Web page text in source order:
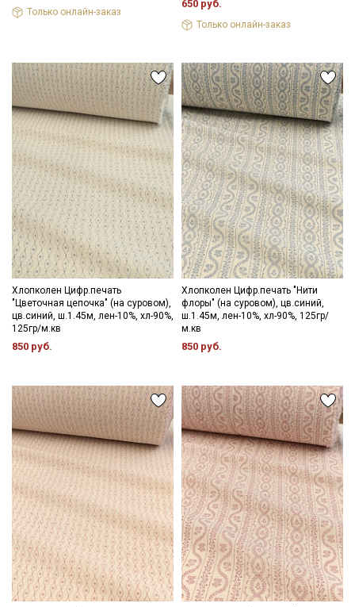
Только онлайн-заказ
650 руб.
Только онлайн-заказ
Хлопколен Цифр.печать
"Цветочная цепочка" (на суровом),
цв.синий, ш.1.45м, лен-10%, хл-90%,
125гр/м.кв
850 руб.
Хлопколен Цифр.печать "Нити
флоры" (на суровом), цв.синий,
ш.1.45м, лен-10%, хл-90%, 125гр/
м.кв
850 руб.
Мы публикуем здесь дополнительные
промокоды и скидки до 30% на узкие
Электронная почта
Подписаться
Ознакомлен(а) сПолитикой обработки персональных
данных и даюСогласие на обработку персональных
данных
ДаюСогласие на получение рекламных и
информационных рассылок